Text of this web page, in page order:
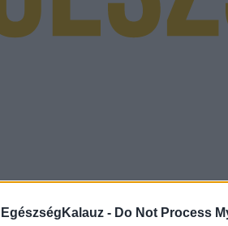
EgészségKalauz - Do Not Process